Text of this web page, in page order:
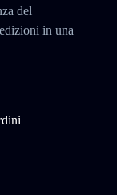
del
in una